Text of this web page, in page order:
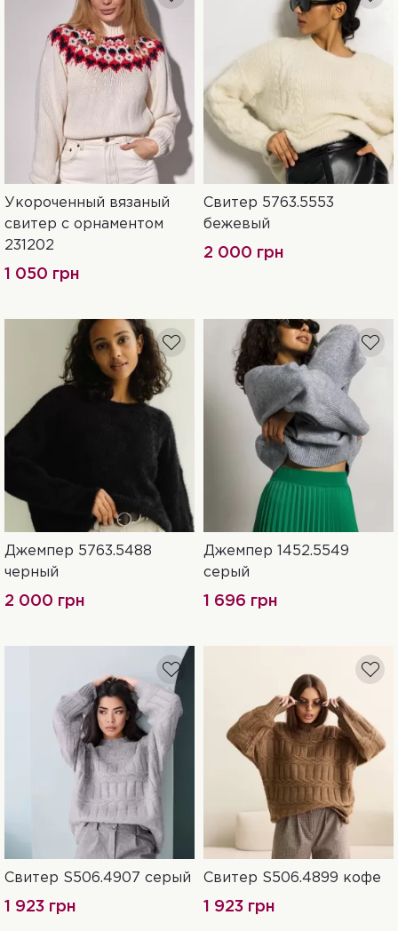
One Size
Укороченный вязаный
свитер с орнаментом
231202
1 050 грн
UN
Свитер 5763.5553
бежевый
2 000 грн
UN
Джемпер 5763.5488
черный
2 000 грн
S-XL
Джемпер 1452.5549
cерый
1 696 грн
UN
Свитер S506.4907 серый
1 923 грн
UN
Свитер S506.4899 кофе
1 923 грн